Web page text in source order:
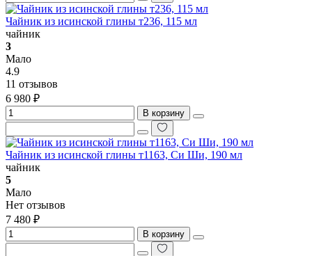
Чайник из исинской глины т236, 115 мл
чайник
3
Мало
4.9
11 отзывов
6 980 ₽
В корзину
Чайник из исинской глины т1163, Си Ши, 190 мл
чайник
5
Мало
Нет отзывов
7 480 ₽
В корзину